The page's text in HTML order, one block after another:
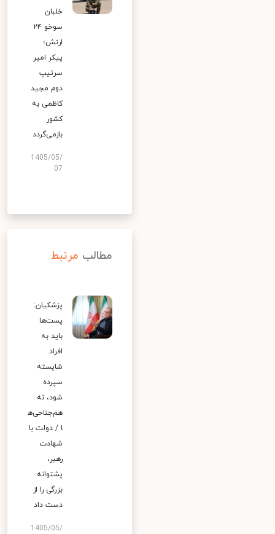
خلبان
سوخو ۲۴
ارتش؛
پیکر امیر
سرتیپ
دوم مجید
کاظمی به
کشور
بازمی‌گردد
1405/05/
07
مطالب مرتبط
پزشکیان:
پست‌ها
باید به
افراد
شایسته
سپرده
شود، نه
هم‌جناحی‌ه
ا / دولت با
شهادت
رهبر،
پشتوانه
بزرگی را از
دست داد
1405/05/